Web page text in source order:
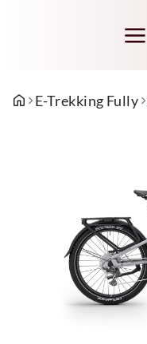
E-Trekking Fully